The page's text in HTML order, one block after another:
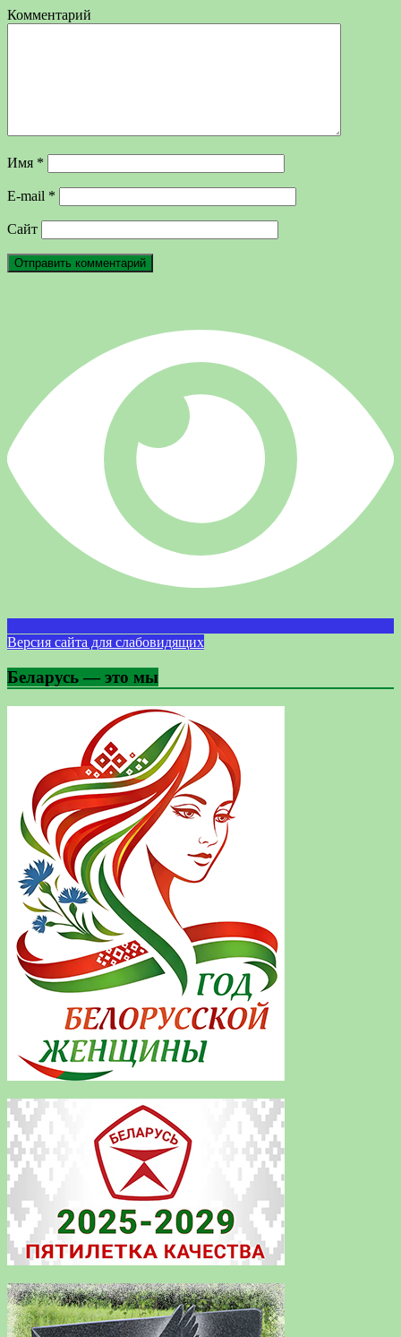
Комментарий
Имя *
E-mail *
Сайт
Версия сайта для слабовидящих
Беларусь — это мы